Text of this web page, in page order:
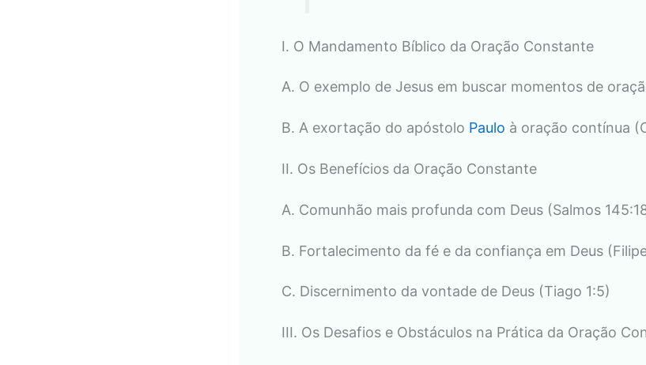
I. O Mandamento Bíblico da Oração Constante
A. O exemplo de Jesus em buscar momentos de
B. A exortação do apóstolo Paulo à oração contínua
II. Os Benefícios da Oração Constante
A. Comunhão mais profunda com Deus (Salmos
B. Fortalecimento da fé e da confiança em Deus
C. Discernimento da vontade de Deus (Tiago 1:5)
III. Os Desafios e Obstáculos na Prática da Oração